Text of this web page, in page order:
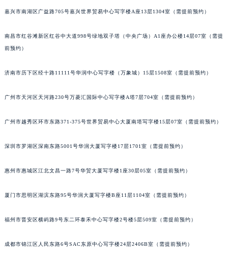
嘉兴市南湖区广益路705号嘉兴世界贸易中心写字楼A座13层1304室（需提前预约）
南昌市红谷滩新区红谷中大道998号绿地双子塔（中央广场）A1座办公楼14层07室（需提
前预约）
济南市历下区经十路11111号华润中心写字楼（万象城）15层1508室（需提前预约）
广州市天河区天河路230号万菱汇国际中心写字楼A塔7层704室（需提前预约）
广州市越秀区环市东路371-375号世界贸易中心大厦南塔写字楼15层07室（需提前预约）
深圳市罗湖区深南东路5001号华润大厦写字楼17层1701室（需提前预约）
惠州市惠城区江北文昌一路7号华贸大厦写字楼1座30层05室（需提前预约）
厦门市思明区湖滨东路95号华润大厦写字楼B座11层1104室（需提前预约）
福州市晋安区横屿路9号东二环泰禾中心写字楼2号楼5层509室（需提前预约）
成都市锦江区人民东路6号SAC东原中心写字楼24层2406B室（需提前预约）